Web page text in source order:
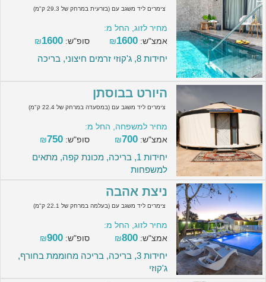
צימרים ליד משגב עם (בזרעית במרחק של 29.3 ק"מ)
מחיר לזוג, החל מ:
אמצ"ש:
₪1600 סופ"ש: ₪1600
יחידות 8, ג'קוזי זרמים חיצוני, בריכה
היורט בבוסתן
צימרים ליד משגב עם (במסעדה במרחק של 22.4 ק"מ)
מחיר למשפחה, החל מ:
אמצ"ש:
₪700 סופ"ש: ₪750
יחידות 1, בריכה, מכונת קפה, מתאים
למשפחות
ניצת אהבה
צימרים ליד משגב עם (בעלמה במרחק של 22.1 ק"מ)
מחיר לזוג, החל מ:
אמצ"ש:
₪800 סופ"ש: ₪900
יחידות 3, בריכה, בריכה מחוממת בחורף,
ג'קוזי